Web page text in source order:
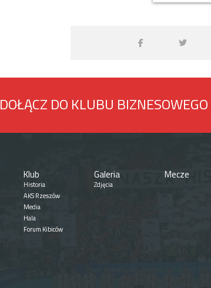
DOŁĄCZ DO KLUBU
Klub
Historia
AKS Rzeszów
Media
Hala
Forum Kibiców
Galeria
Zdjęcia
Mecze